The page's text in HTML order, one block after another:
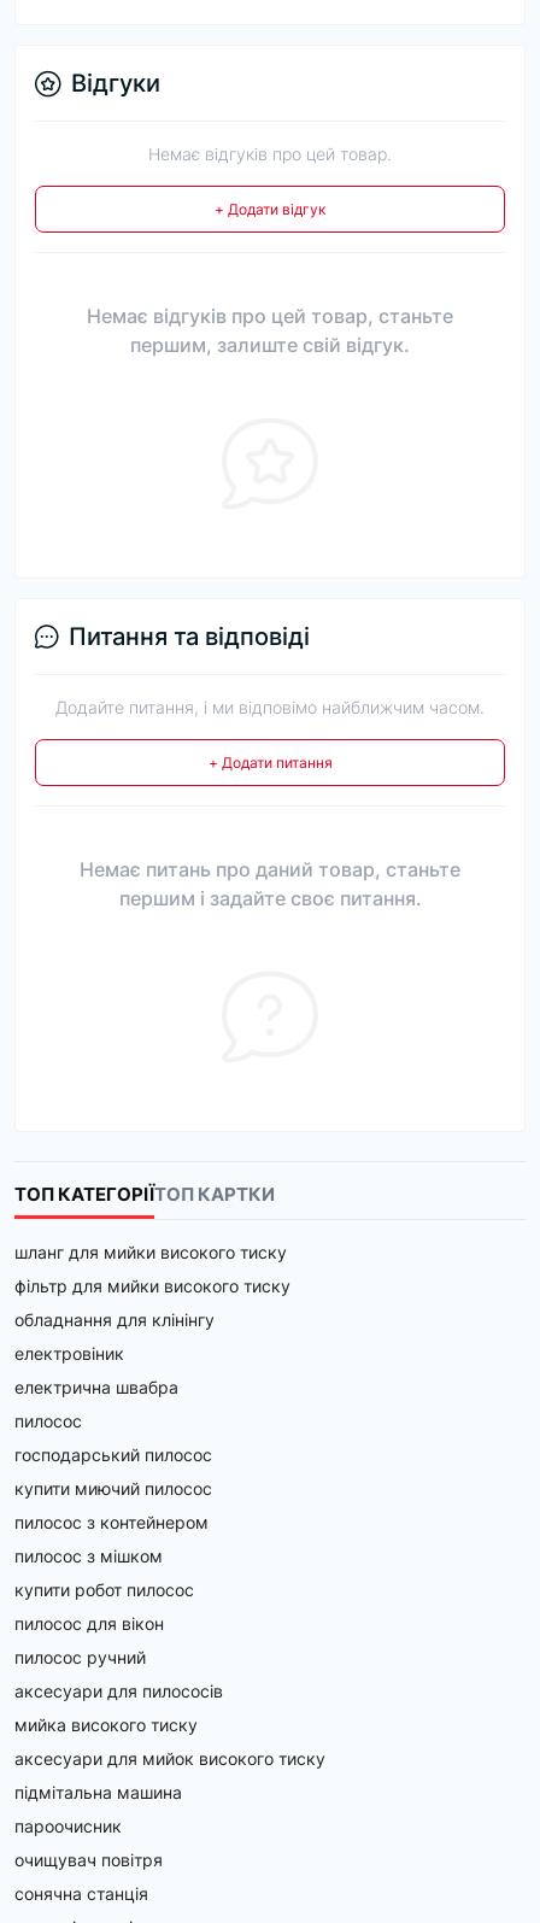
Відгуки
Немає відгуків про цей товар.
+ Додати відгук
Немає відгуків про цей товар, станьте
першим, залиште свій відгук.
Питання та відповіді
Додайте питання, і ми відповімо найближчим часом.
+ Додати питання
Немає питань про даний товар, станьте
першим і задайте своє питання.
ТОП КАТЕГОРІЇТОП КАРТКИ
шланг для мийки високого тиску
фільтр для мийки високого тиску
обладнання для клінінгу
електровіник
електрична швабра
пилосос
господарський пилосос
купити миючий пилосос
пилосос з контейнером
пилосос з мішком
купити робот пилосос
пилосос для вікон
пилосос ручний
аксесуари для пилососів
мийка високого тиску
аксесуари для мийок високого тиску
підмітальна машина
пароочисник
очищувач повітря
сонячна станція